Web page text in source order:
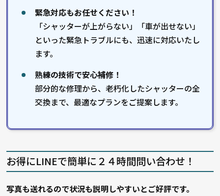
緊急対応もお任せください！
「シャッターが上がらない」「車が出せない」
といった緊急トラブルにも、迅速に対応いたし
ます。
熟練の技術で安心補修！
部分的な修理から、老朽化したシャッターの全
交換まで、最適なプランをご提案します。
お得にLINEで簡単に２４時間問い合わせ！
写真も送れるので状況も説明しやすいとご好評です。